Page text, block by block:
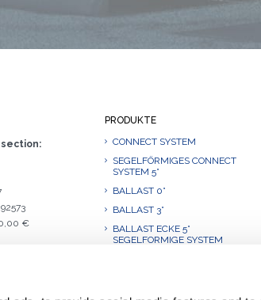
€
PRODUKTE
CONNECT SYSTEM
SEGELFÖRMIGES CONNECT
SYSTEM 5°
BALLAST 0°
BALLAST 3°
BALLAST ECKE 5°
SEGELFORMIGE SYSTEM
BALLAST ECKE 10°